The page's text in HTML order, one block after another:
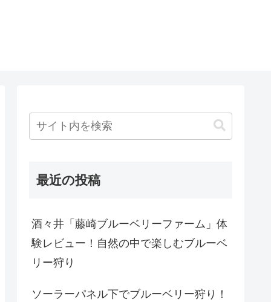
最近の投稿
酒々井「藤崎ブルーベリーファーム」体
験レビュー！自然の中で楽しむブルーベ
リー狩り
ソーラーパネル下でブルーベリー狩り！